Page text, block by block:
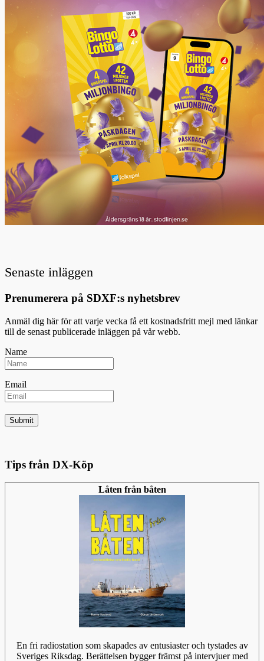
Senaste inläggen
Prenumerera på SDXF:s nyhetsbrev
Anmäl dig här för att varje vecka få ett kostnadsfritt mejl med länkar
till de senast publicerade inläggen på vår webb.
Name
Email
Tips från DX-Köp
Låten från båten
En fri radiostation som skapades av entusiaster och tystades av
Sveriges Riksdag. Berättelsen bygger främst på intervjuer med